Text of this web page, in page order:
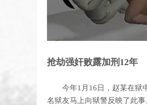
抢劫强奸败露加刑12年
今年1月16日，赵某在狱中
名狱友马上向狱警反映了此事